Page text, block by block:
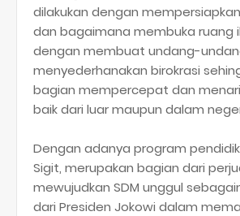
dilakukan dengan
dan bagaimana membuka ruang
dengan membuat undang-
menyederhanakan birokrasi
bagian mempercepat dan
baik dari luar maupun dalam
Dengan adanya program
Sigit, merupakan bagian dari
mewujudkan SDM unggul
dari Presiden Jokowi dalam